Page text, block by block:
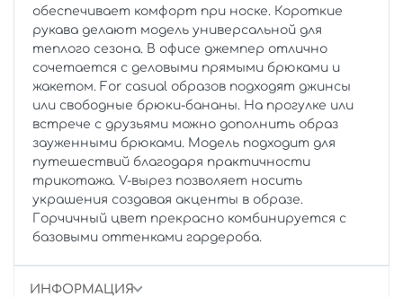
обеспечивает комфорт при носке. Короткие
рукава делают модель универсальной для
теплого сезона. В офисе джемпер отлично
сочетается с деловыми прямыми брюками и
жакетом. For casual образов подходят джинсы
или свободные брюки-бананы. На прогулке или
встрече с друзьями можно дополнить образ
зауженными брюками. Модель подходит для
путешествий благодаря практичности
трикотажа. V-вырез позволяет носить
украшения создавая акценты в образе.
Горчичный цвет прекрасно комбинируется с
базовыми оттенками гардероба.
ИНФОРМАЦИЯ